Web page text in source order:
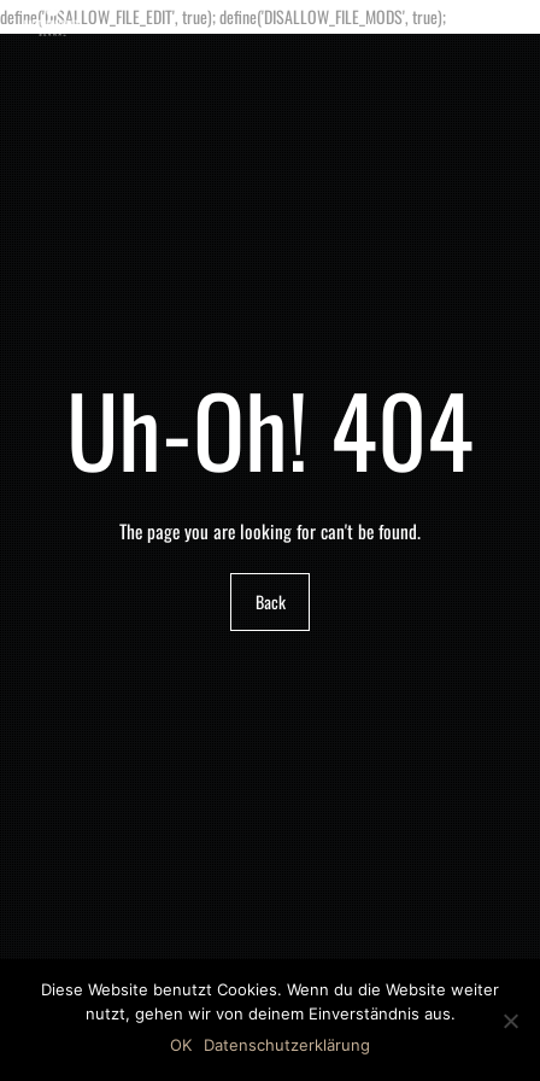
define('DISALLOW_FILE_EDIT', true); define('DISALLOW_FILE_MODS', true);
Uh-Oh! 404
The page you are looking for can't be found.
Back
©2018 MWB – MOTORWAGEN BERNAU GMBH
Diese Website benutzt Cookies. Wenn du die Website weiter
nutzt, gehen wir von deinem Einverständnis aus.
OK
Datenschutzerklärung